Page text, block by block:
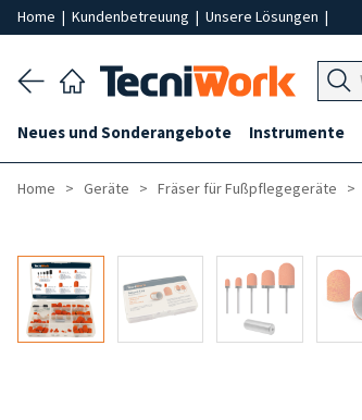
Home | Kundenbetreuung | Unsere Lösungen |
Neues und Sonderangebote Instrumente
Home Geräte Fräser für Fußpflegegeräte